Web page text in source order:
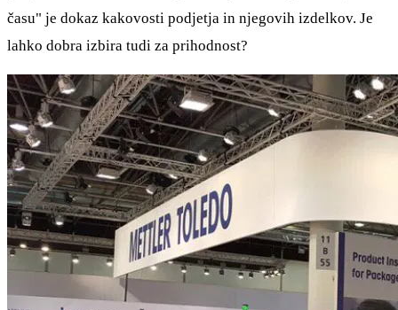
času" je dokaz kakovosti podjetja in njegovih izdelkov. Je
lahko dobra izbira tudi za prihodnost?